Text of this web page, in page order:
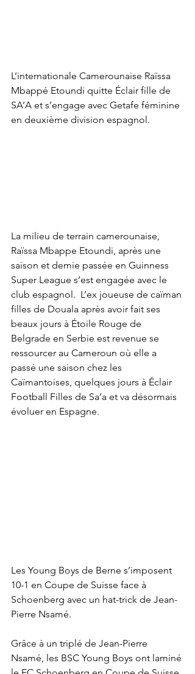
L’internationale Camerounaise Raïssa
Mbappé Etoundi quitte Éclair fille de
SA’A et s’engage avec Getafe féminine
en deuxième division espagnol.
La milieu de terrain camerounaise,
Raïssa Mbappe Etoundi, après une
saison et demie passée en Guinness
Super League s’est engagée avec le
club espagnol.  L’ex joueuse de caïman
filles de Douala après avoir fait ses
beaux jours à Étoile Rouge de
Belgrade en Serbie est revenue se
ressourcer au Cameroun où elle a
passé une saison chez les
Caïmantoises, quelques jours à Éclair
Football Filles de Sa’a et va désormais
évoluer en Espagne.
Les Young Boys de Berne s’imposent
10-1 en Coupe de Suisse face à
Schoenberg avec un hat-trick de Jean-
Pierre Nsamé.
Grâce à un triplé de Jean-Pierre
Nsamé, les BSC Young Boys ont laminé